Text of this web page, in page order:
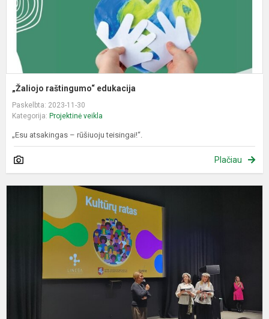
„Žaliojo raštingumo“ edukacija
Paskelbta: 2023-11-30
Kategorija: Projektinė veikla
„Esu atsakingas – rūšiuoju teisingai!“.
Plačiau